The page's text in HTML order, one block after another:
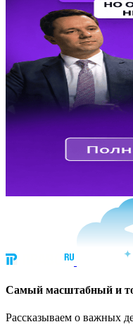
Cамый масштабный и
Рассказываем о важных